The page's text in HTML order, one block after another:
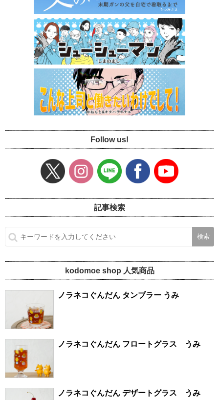
Follow us!
記事検索
kodomoe shop 人気商品
ノラネコぐんだん タンブラー うみ
ノラネコぐんだん フロートグラス うみ
ノラネコぐんだん デザートグラス うみ